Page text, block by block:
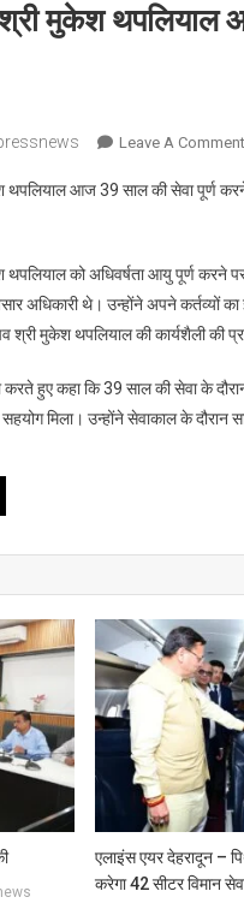
मुकेश थपलियाल
Leave A Comment
आज 39 साल की सेवा पूर्ण करने
थपलियाल को अधिवर्षता आयु पूर्ण
अधिकारी थे। उन्होंने अपने कर्तव्यों
श्री मुकेश थपलियाल की कार्यशैली की
हुए कहा कि 39 साल की सेवा के
सहयोग मिला। उन्होंने सेवाकाल के
एलाइंस एयर देहरादून –
करेगा 42 सीटर विमान